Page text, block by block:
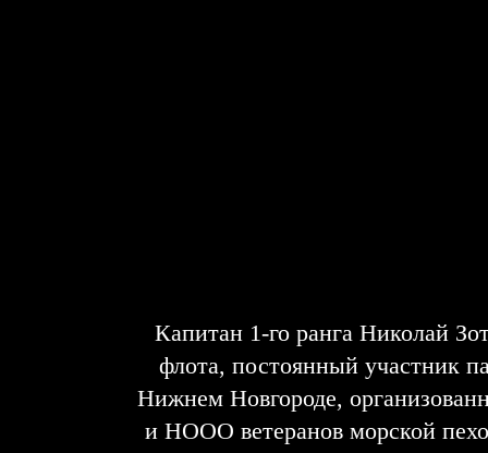
Капитан 1-го ранга Николай
флота, постоянный участник
Нижнем Новгороде,
и НООО ветеранов морской